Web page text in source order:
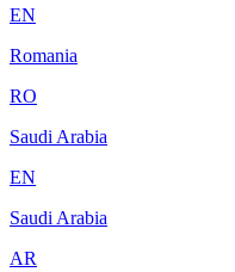
EN
Romania
RO
Saudi Arabia
EN
Saudi Arabia
AR